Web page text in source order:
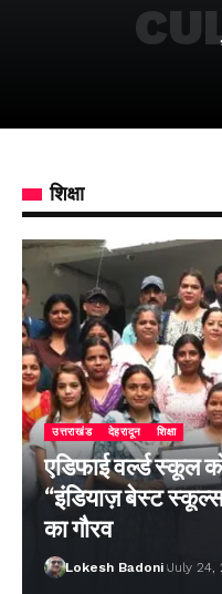
शिक्षा
उत्तराखंड देहरादून शिक्षा
एडिफाई वर्ल्ड स्कूल
“इंडियाज़ बेस्ट
का गौरव
Lokesh Badoni July 24,